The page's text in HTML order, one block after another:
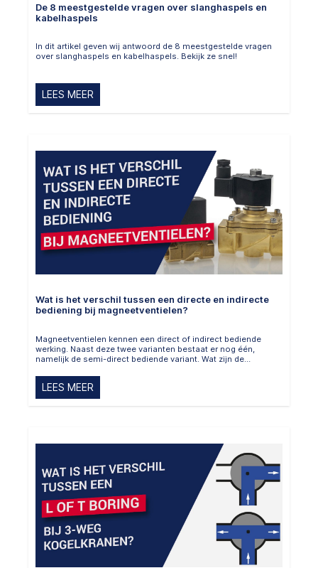
De 8 meestgestelde vragen over slanghaspels en
kabelhaspels
In dit artikel geven wij antwoord de 8 meestgestelde vragen
over slanghaspels en kabelhaspels. Bekijk ze snel!
LEES MEER
Wat is het verschil tussen een directe en indirecte
bediening bij magneetventielen?
Magneetventielen kennen een direct of indirect bediende
werking. Naast deze twee varianten bestaat er nog één,
namelijk de semi-direct bediende variant. Wat zijn de
blog. Lees snel verder.
LEES MEER